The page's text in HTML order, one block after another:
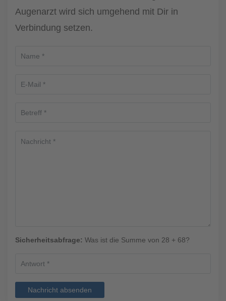
Augenarzt wird sich umgehend mit Dir in
Verbindung setzen.
Sicherheitsabfrage: Was ist die Summe von 28 + 68?
Nachricht absenden